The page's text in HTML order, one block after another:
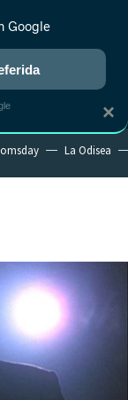
NUEVO
RANKINGS CINE
La Odisea
×
Google